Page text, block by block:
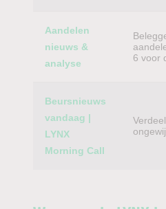
Aandelen
nieuws &
analyse
6 voor
Beursnieuws
vandaag |
LYNX
Morning Call